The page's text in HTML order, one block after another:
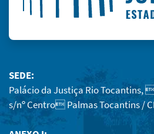
SEDE:
Palácio da Justiça Rio Tocantins,
s/nº Centro Palmas Tocantins /